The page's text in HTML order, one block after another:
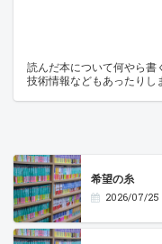
読んだ本について何やら書
技術情報などもあったりし
希望の糸
2026/07/25